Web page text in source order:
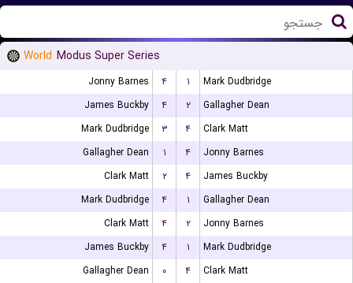
World Modus Super Series
Jonny Barnes ۴ ۱
Mark Dudbridge
James Buckby
۴ ۲
Gallagher Dean
Mark Dudbridge
۳ ۴
Clark Matt
Gallagher Dean
۱ ۴
Jonny Barnes
Clark Matt
۲ ۴
James Buckby
Mark Dudbridge
۴ ۱
Gallagher Dean
Clark Matt
۴ ۲
Jonny Barnes
James Buckby
۴ ۱
Mark Dudbridge
Gallagher Dean
۰ ۴
Clark Matt